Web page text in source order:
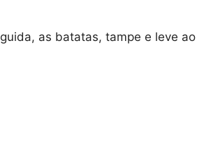
as batatas, tampe e leve ao